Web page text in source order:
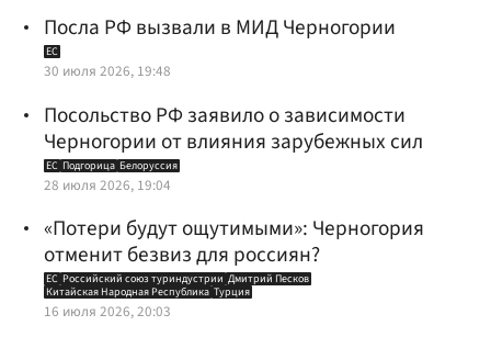
Посла РФ вызвали в МИД Черногории
ЕС
30 июля 2026, 19:48
Посольство РФ заявило о зависимости
Черногории от влияния зарубежных сил
ЕС Подгорица Белоруссия
28 июля 2026, 19:04
«Потери будут ощутимыми»: Черногория
отменит безвиз для россиян?
ЕС Российский союз туриндустрии Дмитрий Песков
Китайская Народная Республика Турция
16 июля 2026, 20:03